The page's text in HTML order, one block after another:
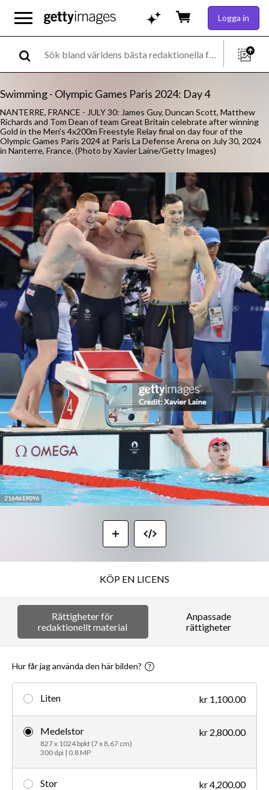
Logga in
Swimming - Olympic Games Paris 2024: Day 4
NANTERRE, FRANCE - JULY 30: James Guy, Duncan Scott, Matthew
Richards and Tom Dean of team Great Britain celebrate after winning
Gold in the Men's 4x200m Freestyle Relay final on day four of the
Olympic Games Paris 2024 at Paris La Defense Arena on July 30, 2024
in Nanterre, France. (Photo by Xavier Laine/Getty Images)
KÖP EN LICENS
Rättigheter för
redaktionellt material
Anpassade
rättigheter
Hur får jag använda den här bilden?
Liten kr 1,100.00
Medelstor
827 x 1024 bpkt (7 x 8,67 cm)
300 dpi | 0.8 MP
kr 2,800.00
Stor kr 4,200.00